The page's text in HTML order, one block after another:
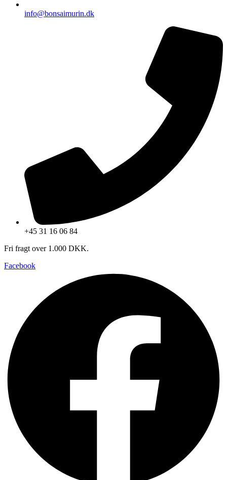
info@bonsaimurin.dk
+45 31 16 06 84
Fri fragt over 1.000 DKK.
Facebook